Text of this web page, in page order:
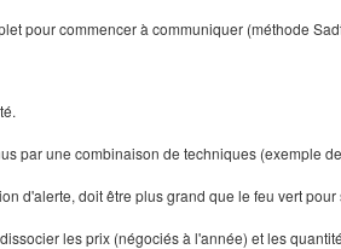
pour commencer à communiquer (méthode
par une combinaison de techniques (exemple
d'alerte, doit être plus grand que le feu vert
les prix (négociés à l'année) et les